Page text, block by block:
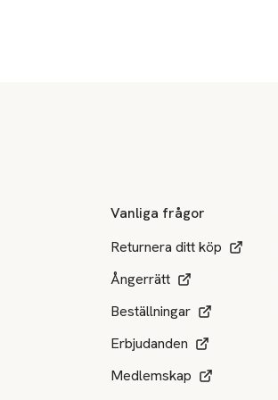
Vanliga frågor
Returnera ditt köp
Ångerrätt
Beställningar
Erbjudanden
Medlemskap